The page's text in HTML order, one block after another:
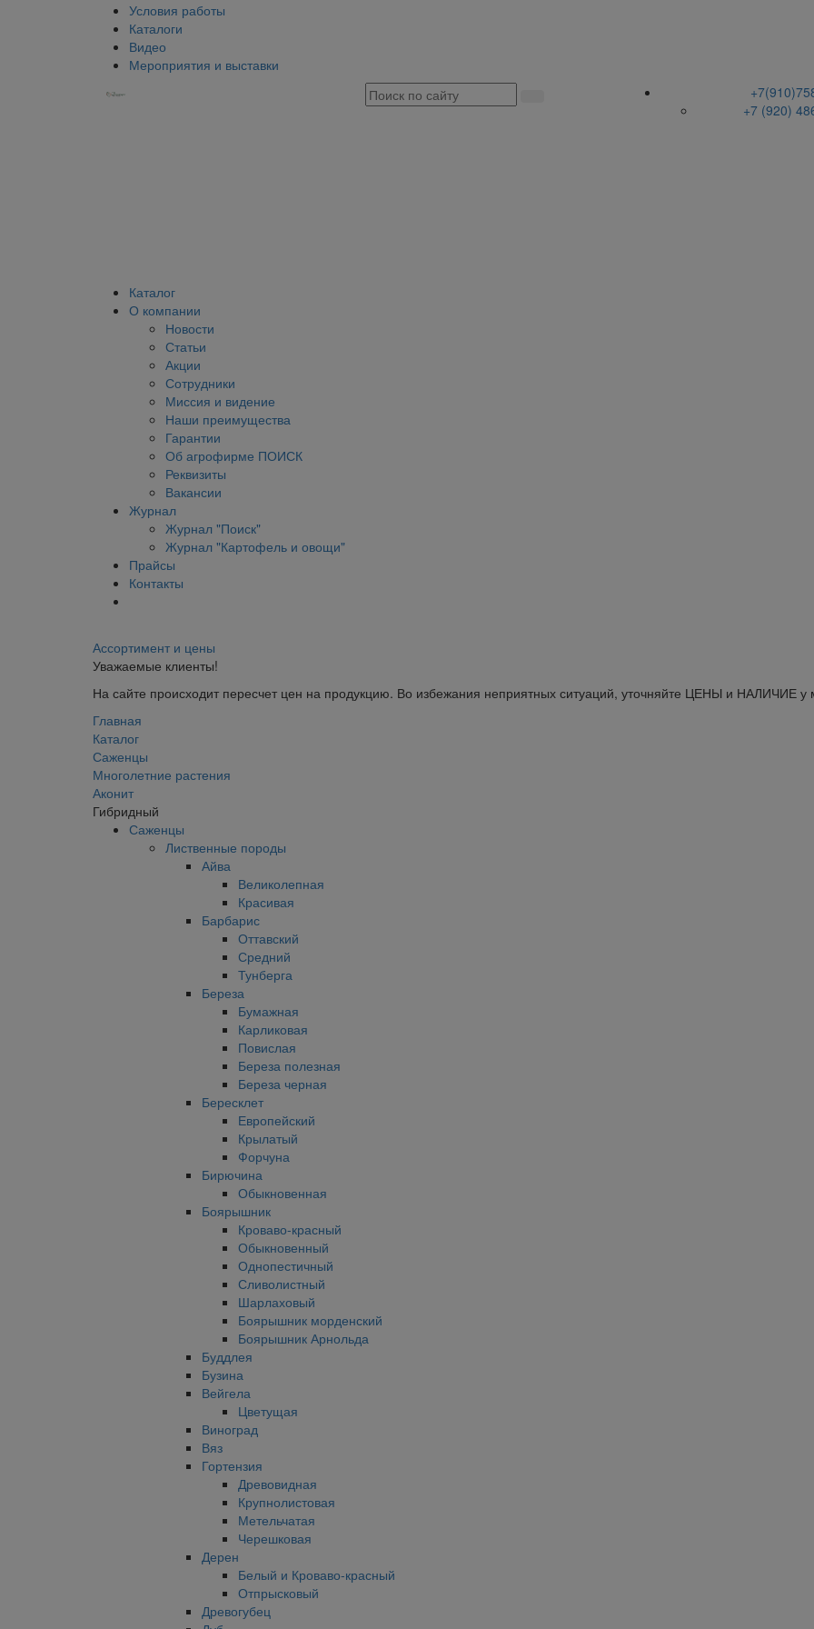
Условия работы
Каталоги
Видео
Мероприятия и выставки
+7 (920)
Каталог
О компании
Новости
Статьи
Акции
Сотрудники
Миссия и видение
Наши преимущества
Гарантии
Об агрофирме ПОИСК
Реквизиты
Вакансии
Журнал
Журнал "Поиск"
Журнал "Картофель и овощи"
Прайсы
Контакты
Ассортимент и цены
Уважаемые клиенты!
На сайте происходит пересчет цен на продукцию. Во избежания неприятных ситуаций, уточняйте ЦЕНЫ и НАЛИЧИЕ у
Главная
Каталог
Саженцы
Многолетние растения
Аконит
Гибридный
Саженцы
Лиственные породы
Айва
Великолепная
Красивая
Барбарис
Оттавский
Средний
Тунберга
Береза
Бумажная
Карликовая
Повислая
Береза полезная
Береза черная
Бересклет
Европейский
Крылатый
Форчуна
Бирючина
Обыкновенная
Боярышник
Кроваво-красный
Обыкновенный
Однопестичный
Сливолистный
Шарлаховый
Боярышник морденский
Боярышник Арнольда
Буддлея
Бузина
Вейгела
Цветущая
Виноград
Вяз
Гортензия
Древовидная
Крупнолистовая
Метельчатая
Черешковая
Дерен
Белый и Кроваво-красный
Отпрысковый
Древогубец